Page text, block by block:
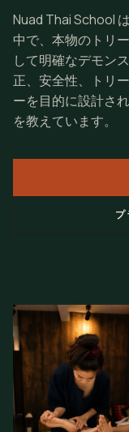
Nuad Thai School
中で、本物のトリ
して明確なデモン
正、安全性、トリ
ーを目的に設計さ
を教えています。
プ